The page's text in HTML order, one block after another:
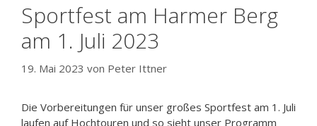
Sportfest am Harmer Berg
am 1. Juli 2023
19. Mai 2023 von Peter Ittner
Die Vorbereitungen für unser großes Sportfest am 1. Juli
laufen auf Hochtouren und so sieht unser Programm